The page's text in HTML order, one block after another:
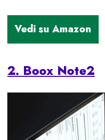
2. Boox Note2